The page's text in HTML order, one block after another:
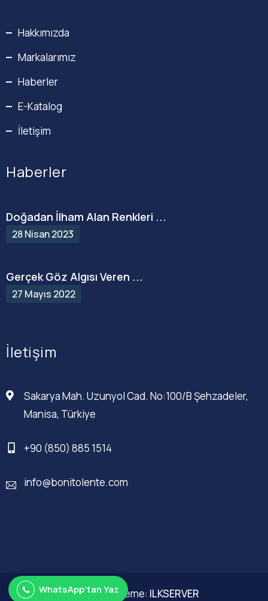
Hakkımızda
Markalarımız
Haberler
E-Katalog
İletişim
Haberler
Doğadan İlham Alan Renkleri ...
28 Nisan 2023
Gerçek Göz Algısı Veren ...
27 Mayıs 2022
İletişim
Sakarya Mah. Uzunyol Cad. No:100/B Şehzadeler,
Manisa, Türkiye
+90 (850) 885 1514
info@bonitolente.com
Web Düzenleme: ILKSERVER
WhatsApp'tan Yaz